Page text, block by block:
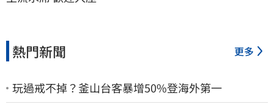
熱門新聞 更多
玩過戒不掉？釜山台客暴增50%登海外第一